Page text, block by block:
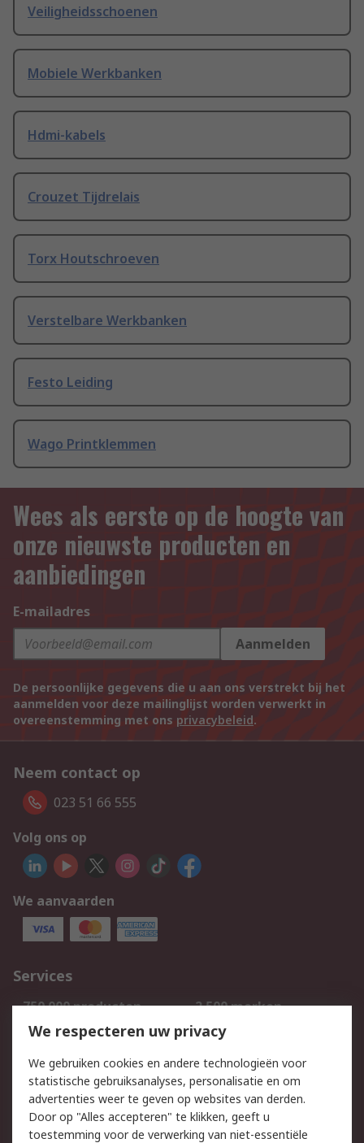
Veiligheidsschoenen
Mobiele Werkbanken
Hdmi-kabels
Crouzet Tijdrelais
Torx Houtschroeven
Verstelbare Werkbanken
Festo Leiding
Wago Printklemmen
Wees als eerste op de hoogte van
onze nieuwste producten en
aanbiedingen
E-mailadres
Aanmelden
De persoonlijke gegevens die u aan ons verstrekt bij het
aanmelden voor deze mailinglijst worden verwerkt in
overeenstemming met ons privacybeleid.
Neem contact op
023 51 66 555
Volg ons op
We aanvaarden
Services
750.000 producten
2.500 merken
Bestellen
Inkoopoplossingen
Track & Trace
Wettelijk
We respecteren uw privacy
We gebruiken cookies en andere technologieën voor
statistische gebruiksanalyses, personalisatie en om
advertenties weer te geven op websites van derden.
Door op "Alles accepteren" te klikken, geeft u
toestemming voor de verwerking van niet-essentiële